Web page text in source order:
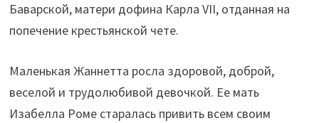
Баварской, матери дофина Карла VII, отданная на
попечение крестьянской чете.
Маленькая Жаннетта росла здоровой, доброй,
веселой и трудолюбивой девочкой. Ее мать
Изабелла Роме старалась привить всем своим